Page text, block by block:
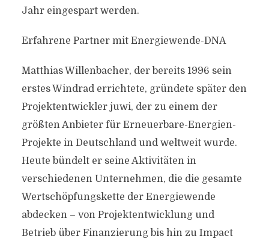
Jahr eingespart werden.
Erfahrene Partner mit Energiewende-DNA
Matthias Willenbacher, der bereits 1996 sein
erstes Windrad errichtete, gründete später den
Projektentwickler juwi, der zu einem der
größten Anbieter für Erneuerbare-Energien-
Projekte in Deutschland und weltweit wurde.
Heute bündelt er seine Aktivitäten in
verschiedenen Unternehmen, die die gesamte
Wertschöpfungskette der Energiewende
abdecken – von Projektentwicklung und
Betrieb über Finanzierung bis hin zu Impact